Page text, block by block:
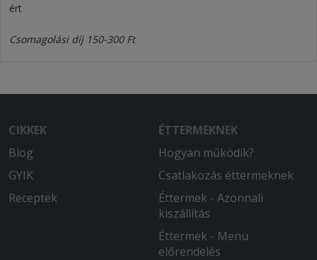
ért
Csomagolási díj 150-300 Ft
CIKKEK
Blog
GYIK
Receptek
ÉTTERMEKNEK
Hogyan működik?
Csatlakozás éttermeknek
Éttermek - Azonnali
kiszállítás
Éttermek - Menü
előrendelés